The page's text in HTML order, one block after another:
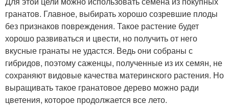
гранатов. Главное, выбирать хорошо созревшие плоды
без признаков повреждения. Такое растение будет
хорошо развиваться и цвести, но получить от него
вкусные гранаты не удастся. Ведь они собраны с
гибридов, поэтому саженцы, полученные из их семян, не
сохраняют видовые качества материнского растения. Но
выращивать такое гранатовое дерево можно ради
цветения, которое продолжается все лето.